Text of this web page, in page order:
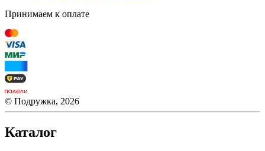
Принимаем к оплате
© Подружка, 2026
Каталог